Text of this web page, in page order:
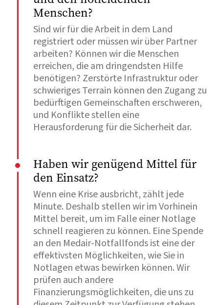
Menschen?
Sind wir für die Arbeit in dem Land
registriert oder müssen wir über Partner
arbeiten? Können wir die Menschen
erreichen, die am dringendsten Hilfe
benötigen? Zerstörte Infrastruktur oder
schwieriges Terrain können den Zugang zu
bedürftigen Gemeinschaften erschweren,
und Konflikte stellen eine
Herausforderung für die Sicherheit dar.
Haben wir genügend Mittel für
den Einsatz?
Wenn eine Krise ausbricht, zählt jede
Minute. Deshalb stellen wir im Vorhinein
Mittel bereit, um im Falle einer Notlage
schnell reagieren zu können. Eine Spende
an den Medair-Notfallfonds ist eine der
effektivsten Möglichkeiten, wie Sie in
Notlagen etwas bewirken können. Wir
prüfen auch andere
Finanzierungsmöglichkeiten, die uns zu